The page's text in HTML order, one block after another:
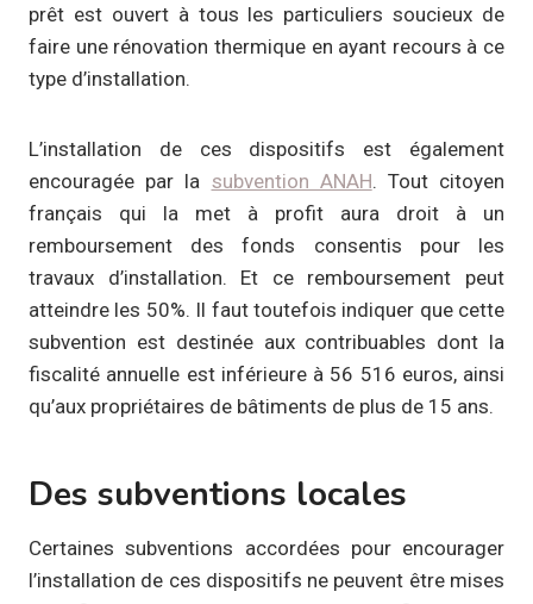
prêt est ouvert à tous les particuliers soucieux de
faire une rénovation thermique en ayant recours à ce
type d’installation.
L’installation de ces dispositifs est également
encouragée par la subvention ANAH. Tout citoyen
français qui la met à profit aura droit à un
remboursement des fonds consentis pour les
travaux d’installation. Et ce remboursement peut
atteindre les 50%. Il faut toutefois indiquer que cette
subvention est destinée aux contribuables dont la
fiscalité annuelle est inférieure à 56 516 euros, ainsi
qu’aux propriétaires de bâtiments de plus de 15 ans.
Des subventions locales
Certaines subventions accordées pour encourager
l’installation de ces dispositifs ne peuvent être mises